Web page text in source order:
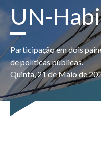
UN-
Participação em dois
de políticas públicas.
Quinta, 21 de Maio de